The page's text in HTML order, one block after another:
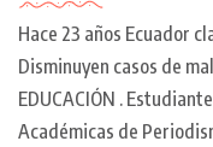
Hace 23 años Ecuador
Disminuyen casos de
EDUCACIÓN .
Académicas de